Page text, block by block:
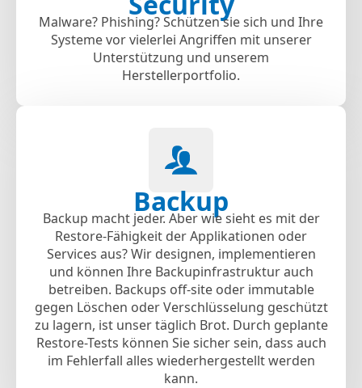
Malware? Phishing? Schützen sie sich und Ihre
Systeme vor vielerlei Angriffen mit unserer
Unterstützung und unserem
Herstellerportfolio.
Backup
Backup macht jeder. Aber wie sieht es mit der
Restore-Fähigkeit der Applikationen oder
Services aus? Wir designen, implementieren
und können Ihre Backupinfrastruktur auch
betreiben. Backups off-site oder immutable
gegen Löschen oder Verschlüsselung geschützt
zu lagern, ist unser täglich Brot. Durch geplante
Restore-Tests können Sie sicher sein, dass auch
im Fehlerfall alles wiederhergestellt werden
kann.